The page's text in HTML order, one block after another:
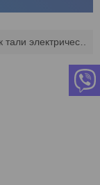
Крюковая подвеска к тали электрической tor cd1 2.0 t